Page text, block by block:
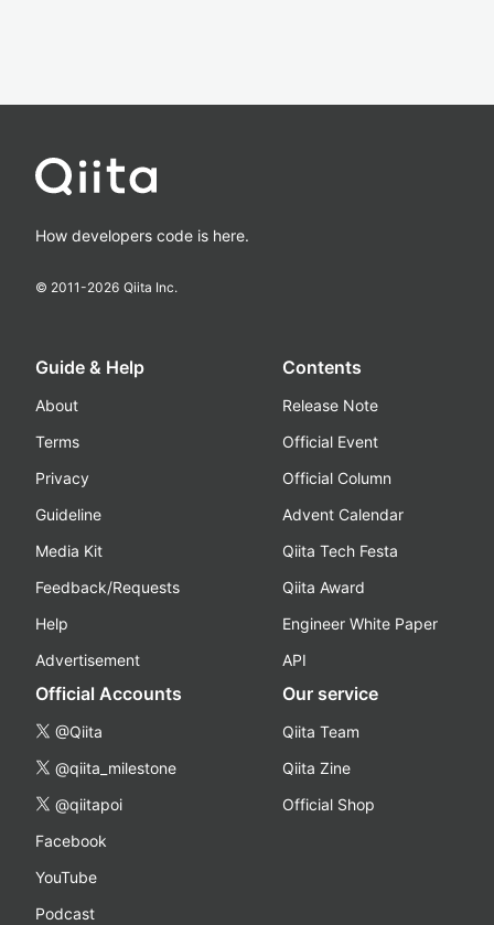
How developers code is here.
© 2011-2026 Qiita Inc.
Guide & Help
About
Terms
Privacy
Guideline
Media Kit
Feedback/Requests
Help
Advertisement
Contents
Release Note
Official Event
Official Column
Advent Calendar
Qiita Tech Festa
Qiita Award
Engineer White Paper
API
Official Accounts
@Qiita
@qiita_milestone
@qiitapoi
Facebook
YouTube
Podcast
Our service
Qiita Team
Qiita Zine
Official Shop